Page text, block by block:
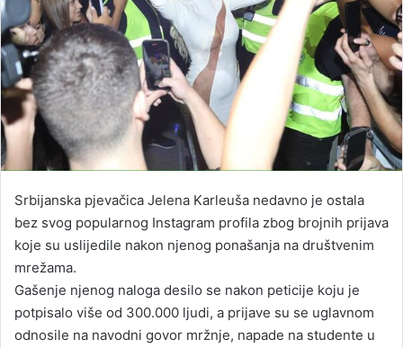
a
l
Srbijanska pjevačica Jelena Karleuša nedavno je ostala
bez svog popularnog Instagram profila zbog brojnih prijava
koje su uslijedile nakon njenog ponašanja na društvenim
mrežama.
Gašenje njenog naloga desilo se nakon peticije koju je
potpisalo više od 300.000 ljudi, a prijave su se uglavnom
odnosile na navodni govor mržnje, napade na studente u